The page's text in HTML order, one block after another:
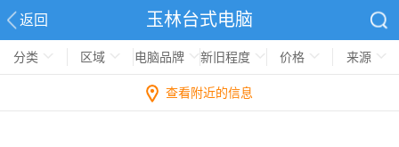
返回 玉林台式电脑
分类 区域 电脑品牌 新旧程度 价格 来源
查看附近的信息